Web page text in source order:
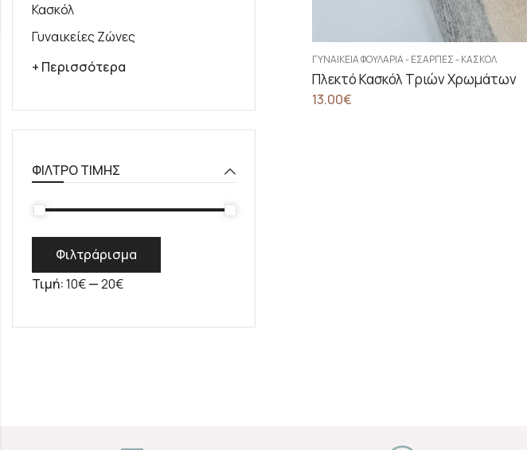
ΓΥΝΑΙΚΕΊΑ ΦΟΥΛΆΡΙΑ - ΕΣΆΡΠΕΣ - ΚΑΣΚΌΛ
Πλεκτό Κασκόλ Τριών Χρωμάτων
13.00€
Κασκόλ
Γυναικείες Ζώνες
+ Περισσότερα
ΦΊΛΤΡΟ ΤΙΜΉΣ
Φιλτράρισμα
Τιμή:10€—20€